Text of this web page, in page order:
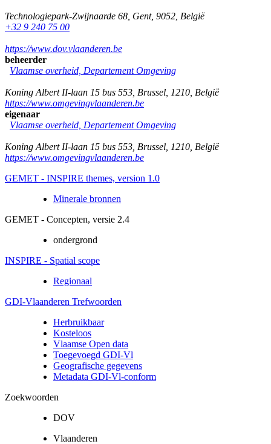
Technologiepark-Zwijnaarde 68 Gent, 9052 België
+32 9 240 75 00
https://www.dov.vlaanderen.be
beheerder
Vlaamse overheid, Departement Omgeving
Koning Albert II-laan 15 bus 553 Brussel 1210 België
https://www.omgevingvlaanderen.be
eigenaar
Vlaamse overheid, Departement Omgeving
Koning Albert II-laan 15 bus 553 Brussel 1210 België
https://www.omgevingvlaanderen.be
GEMET - INSPIRE themes, version 1.0
Minerale bronnen
GEMET - Concepten, versie 2.4
ondergrond
INSPIRE - Spatial scope
Regionaal
GDI-Vlaanderen Trefwoorden
Herbruikbaar
Kosteloos
Vlaamse Open data
Toegevoegd GDI-Vl
Geografische gegevens
Metadata GDI-Vl-conform
Zoekwoorden
DOV
Vlaanderen